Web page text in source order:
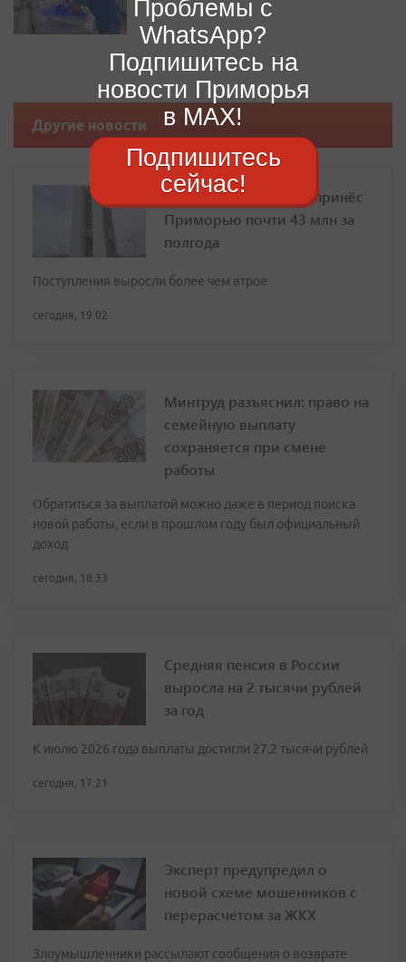
Другие новости
Туристический налог принёс
Приморью почти 43 млн за
полгода
Поступления выросли более чем втрое
сегодня, 19:02
Минтруд разъяснил: право на
семейную выплату
сохраняется при смене
работы
Обратиться за выплатой можно даже в период поиска
новой работы, если в прошлом году был официальный
доход
сегодня, 18:33
Средняя пенсия в России
выросла на 2 тысячи рублей
за год
К июлю 2026 года выплаты достигли 27,2 тысячи рублей
сегодня, 17:21
Эксперт предупредил о
новой схеме мошенников с
перерасчетом за ЖКХ
Злоумышленники рассылают сообщения о возврате
Проблемы с
WhatsApp?
Подпишитесь на
новости Приморья
в MAX!
Подпишитесь
сейчас!